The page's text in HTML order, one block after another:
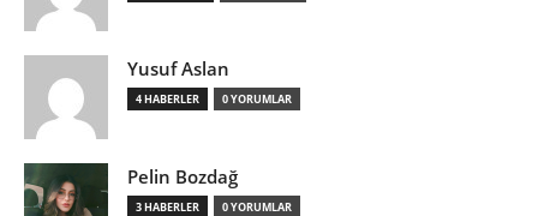
Yusuf Aslan
4 HABERLER 0 YORUMLAR
Pelin Bozdağ
3 HABERLER 0 YORUMLAR